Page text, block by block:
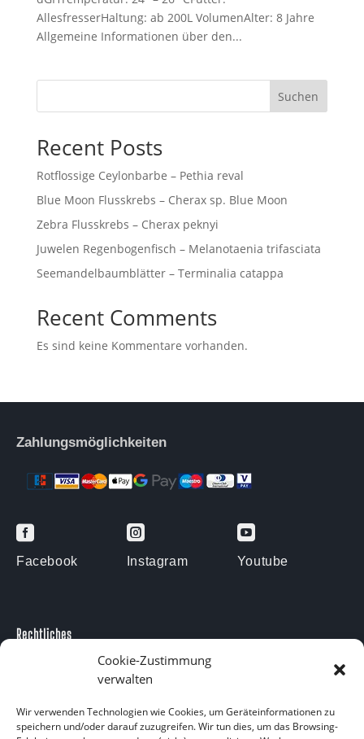
Cookie-Zustimmung
verwalten
Wir verwenden Technologien wie Cookies, um Geräteinformationen zu
speichern und/oder darauf zuzugreifen. Wir tun dies, um das Browsing-
AllesfresserHaltung: ab 200L VolumenAlter: 8 Jahre
Allgemeine Informationen über den...
Suchen
Recent Posts
Rotflossige Ceylonbarbe – Pethia reval
Blue Moon Flusskrebs – Cherax sp. Blue Moon
Zebra Flusskrebs – Cherax peknyi
Juwelen Regenbogenfisch – Melanotaenia trifasciata
Seemandelbaumblätter – Terminalia catappa
Recent Comments
Es sind keine Kommentare vorhanden.
Zahlungsmöglichkeiten

Facebook

Instagram

Youtube
Rechtliches
Datenschutzerklärung